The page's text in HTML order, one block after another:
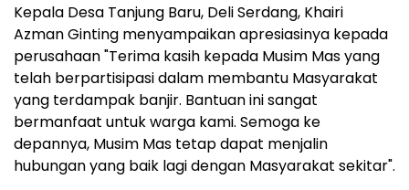
Kepala Desa Tanjung Baru, Deli Serdang, Khairi
Azman Ginting menyampaikan apresiasinya kepada
perusahaan "Terima kasih kepada Musim Mas yang
telah berpartisipasi dalam membantu Masyarakat
yang terdampak banjir. Bantuan ini sangat
bermanfaat untuk warga kami. Semoga ke
depannya, Musim Mas tetap dapat menjalin
hubungan yang baik lagi dengan Masyarakat sekitar".